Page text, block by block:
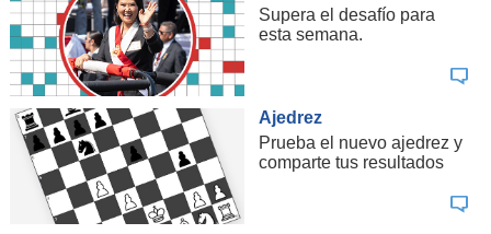
Supera el desafío para
esta semana.
Ajedrez
Prueba el nuevo ajedrez y
comparte tus resultados